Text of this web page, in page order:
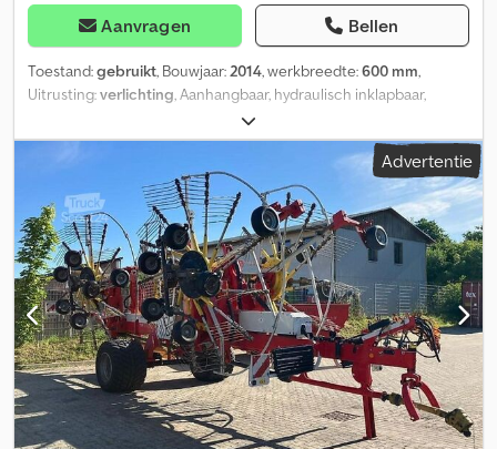
Aanvragen Bellen
Toestand:gebruikt, Bouwjaar: 2014, werkbreedte:600 mm,
Uitrusting:verlichting , Aanhangbaar, hydraulisch inklapbaar,
buiswals met stabiele buis, steenbescherming. Onderstel,
hydraulisch inklapbaar, dubbele rem, verlichting, dubbele
buiswals, egaliseerrek. Opslaglocatie: klant. Dedpsznqv Aefx Ag
Advertentie